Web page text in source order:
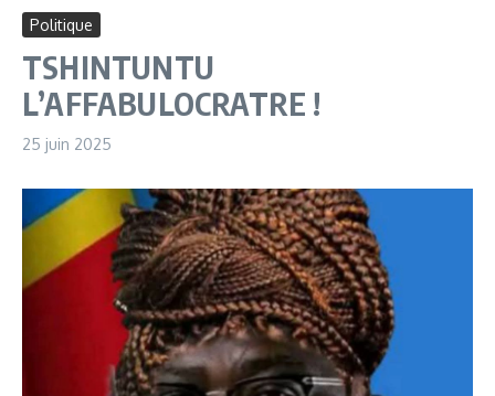
Politique
TSHINTUNTU
L’AFFABULOCRATRE !
25 juin 2025